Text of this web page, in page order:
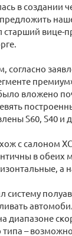
в создании
вице-
вложено
S60, S40 и
с салоном
в обеих
а
систему
диапазоне
типа –